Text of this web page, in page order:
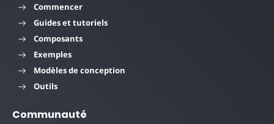
Commencer
Guides et tutoriels
Composants
Exemples
Modèles de conception
Outils
Communauté